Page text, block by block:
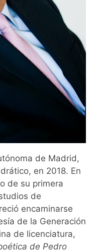
de Madrid,
en 2018. En
de su primera
de
encaminarse
de la Generación
de licenciatura,
de Pedro